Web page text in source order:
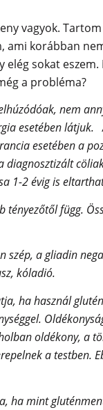
vagyok.
ami korábban
sokat
a probléma?
nem
esetében
esetében a
1-2 évig is
függ.
szép, a gliadin
kóladió.
ha használ
oldékony, a
a testben.
ha mint